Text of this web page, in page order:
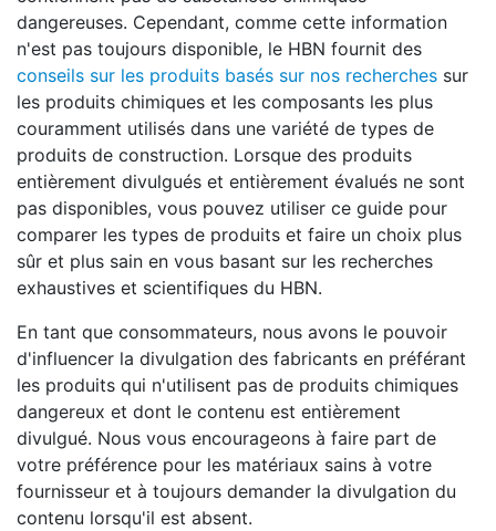
dangereuses. Cependant, comme cette information
n'est pas toujours disponible, le HBN fournit des
conseils sur les produits basés sur nos recherches sur
les produits chimiques et les composants les plus
couramment utilisés dans une variété de types de
produits de construction. Lorsque des produits
entièrement divulgués et entièrement évalués ne sont
pas disponibles, vous pouvez utiliser ce guide pour
comparer les types de produits et faire un choix plus
sûr et plus sain en vous basant sur les recherches
exhaustives et scientifiques du HBN.
En tant que consommateurs, nous avons le pouvoir
d'influencer la divulgation des fabricants en préférant
les produits qui n'utilisent pas de produits chimiques
dangereux et dont le contenu est entièrement
divulgué. Nous vous encourageons à faire part de
votre préférence pour les matériaux sains à votre
fournisseur et à toujours demander la divulgation du
contenu lorsqu'il est absent.